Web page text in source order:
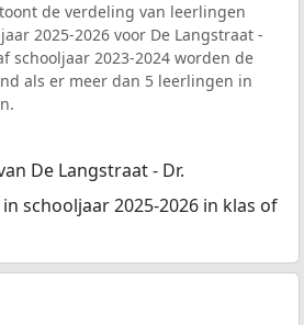
de verdeling van leerlingen
2025-2026 voor De Langstraat -
schooljaar 2023-2024 worden de
als er meer dan 5 leerlingen in
De Langstraat - Dr.
schooljaar 2025-2026 in klas of